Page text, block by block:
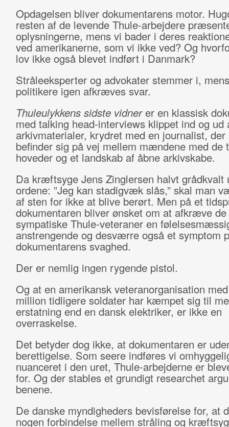
Opdagelsen bliver dokumentarens motor.
resten af de levende Thule-arbejdere
oplysningerne, mens vi bader i deres
ved amerikanerne, som vi ikke ved? Og
lov ikke også blevet indført i Danmark?
Stråleeksperter og advokater stemmer i,
politikere igen afkræves svar.
Thuleulykkens sidste vidnerer en klassisk
med talking head-interviews klippet ind og ud
arkivmaterialer, krydret med en journalist, der
befinder sig på vej mellem mændene med de
hoveder og et landskab af åbne arkivskabe.
Da kræftsyge Jens Zinglersen halvt grådkvalt
ordene: ”Jeg kan stadigvæk slås,” skal man
af sten for ikke at blive berørt. Men på et
dokumentaren bliver ønsket om at afkræve de
sympatiske Thule-veteraner en
anstrengende og desværre også et symptom
dokumentarens svaghed.
Der er nemlig ingen rygende pistol.
Og at en amerikansk veteranorganisation
million tidligere soldater har kæmpet sig til
erstatning end en dansk elektriker, er ikke en
overraskelse.
Det betyder dog ikke, at dokumentaren er
berettigelse. Som seere indføres vi
nuanceret i den uret, Thule-arbejderne er
for. Og der stables et grundigt researchet
benene.
De danske myndigheders bevisførelse for, at
nogen forbindelse mellem stråling og